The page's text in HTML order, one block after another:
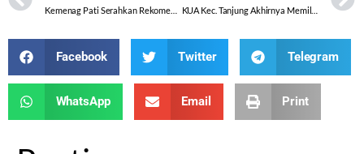
Facebook Twitter Telegram
WhatsApp Email Print